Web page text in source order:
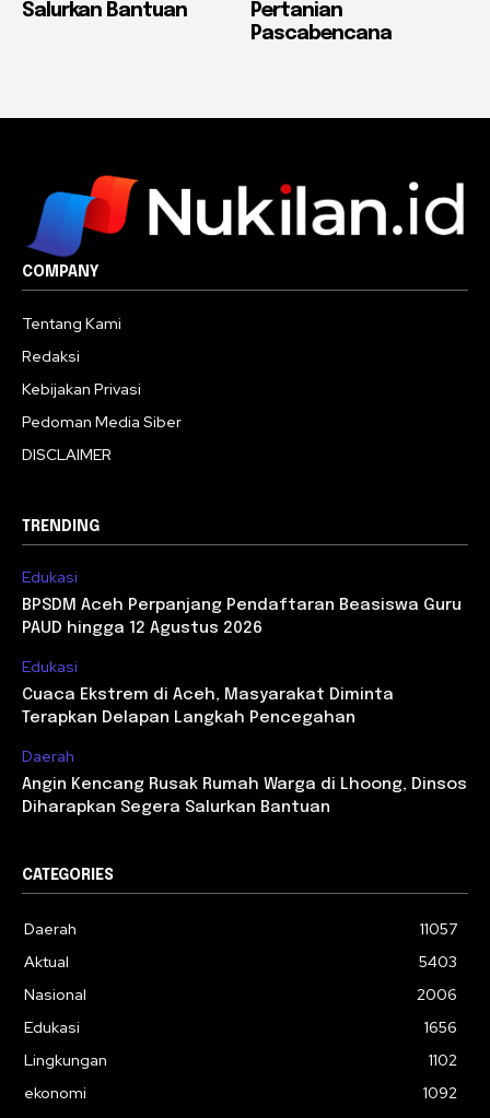
Salurkan Bantuan
Pertanian
Pascabencana
COMPANY
Tentang Kami
Redaksi
Kebijakan Privasi
Pedoman Media Siber
DISCLAIMER
TRENDING
Edukasi
BPSDM Aceh Perpanjang Pendaftaran Beasiswa Guru
PAUD hingga 12 Agustus 2026
Edukasi
Cuaca Ekstrem di Aceh, Masyarakat Diminta
Terapkan Delapan Langkah Pencegahan
Daerah
Angin Kencang Rusak Rumah Warga di Lhoong, Dinsos
Diharapkan Segera Salurkan Bantuan
CATEGORIES
Daerah
11057
Aktual
5403
Nasional
2006
Edukasi
1656
Lingkungan
1102
ekonomi
1092